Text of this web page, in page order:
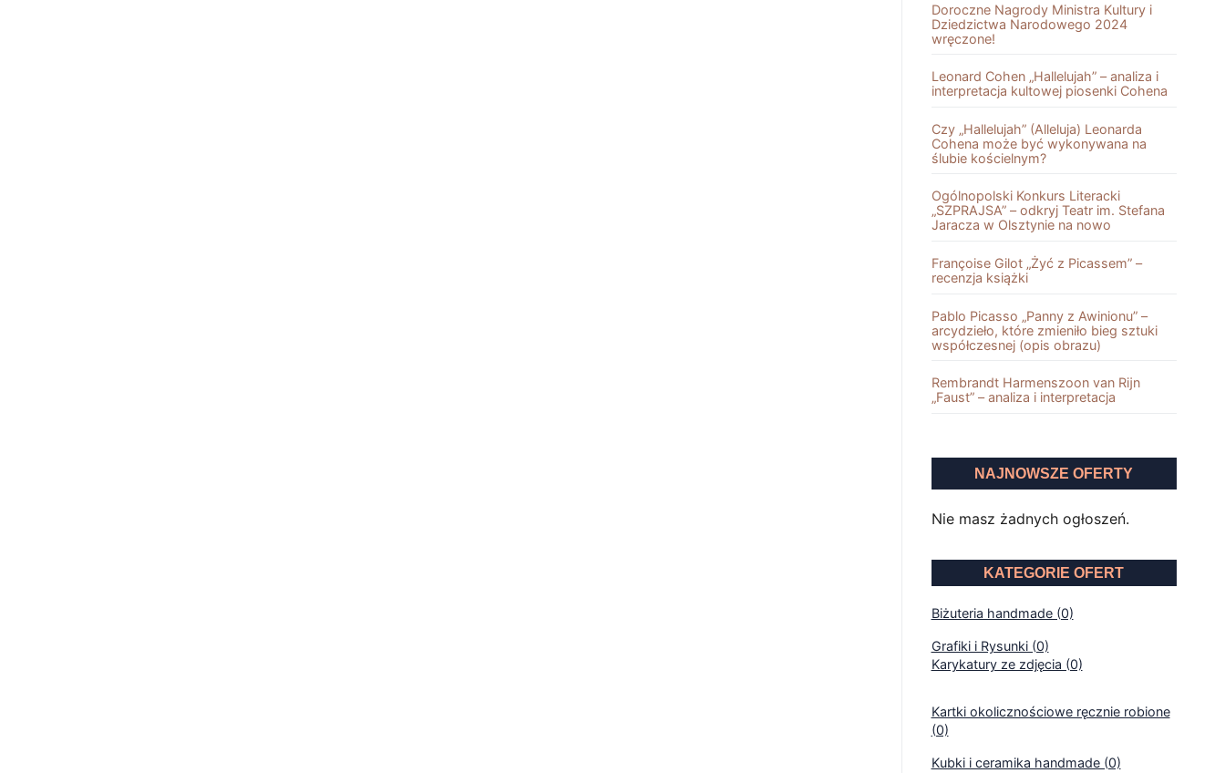
Doroczne Nagrody Ministra Kultury i
Dziedzictwa Narodowego 2024
wręczone!
Leonard Cohen „Hallelujah” – analiza i
interpretacja kultowej piosenki Cohena
Czy „Hallelujah” (Alleluja) Leonarda
Cohena może być wykonywana na
ślubie kościelnym?
Ogólnopolski Konkurs Literacki
„SZPRAJSA” – odkryj Teatr im. Stefana
Jaracza w Olsztynie na nowo
Françoise Gilot „Żyć z Picassem” –
recenzja książki
Pablo Picasso „Panny z Awinionu” –
arcydzieło, które zmieniło bieg sztuki
współczesnej (opis obrazu)
Rembrandt Harmenszoon van Rĳn
„Faust” – analiza i interpretacja
NAJNOWSZE OFERTY
Nie masz żadnych ogłoszeń.
KATEGORIE OFERT
Biżuteria handmade (0)
Grafiki i Rysunki (0)
Karykatury ze zdjęcia (0)
Kartki okolicznościowe ręcznie robione
(0)
Kubki i ceramika handmade (0)